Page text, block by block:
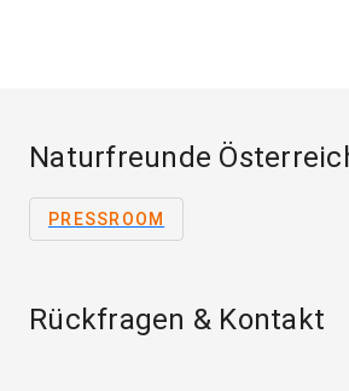
Naturfreunde
PRESSROOM
Rückfragen & Kontakt